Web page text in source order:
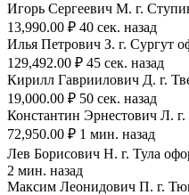
Игорь Сергеевич М. г.
13,990.00 ₽ 40 сек. назад
Илья Петрович З. г. Сургут
129,492.00 ₽ 45 сек. назад
Кирилл Гавриилович Д. г.
19,000.00 ₽ 50 сек. назад
Константин Эрнестович Л.
72,950.00 ₽ 1 мин. назад
Лев Борисович Н. г. Тула
2 мин. назад
Максим Леонидович П. г.